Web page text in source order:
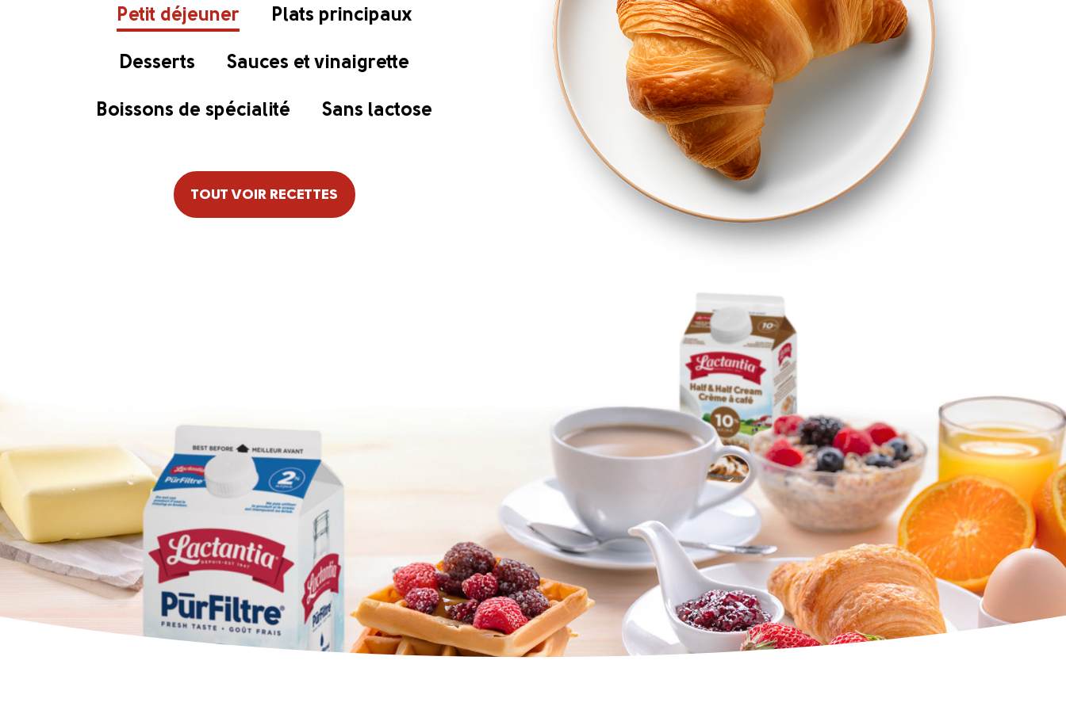
Petit déjeuner Plats principaux
Desserts Sauces et vinaigrette
Boissons de spécialité Sans lactose
TOUT VOIR RECETTES